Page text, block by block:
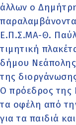
άλλων ο
Ε.Π.Σ.ΜΑ-Θ.
τιμητική
δήμου
της
Ο πρόεδρος της
τα οφέλη από
για τα παιδιά